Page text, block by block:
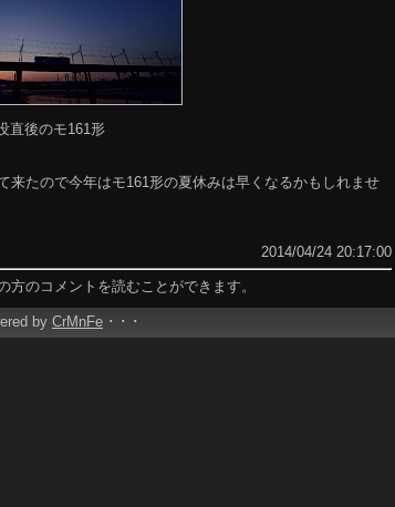
直後のモ161形
来たので今年はモ161形の夏休みは早くなるかもしれませ
2014/04/24 20:17:00
のコメントを読むことができます。
by CrMnFe ･ ･ ･